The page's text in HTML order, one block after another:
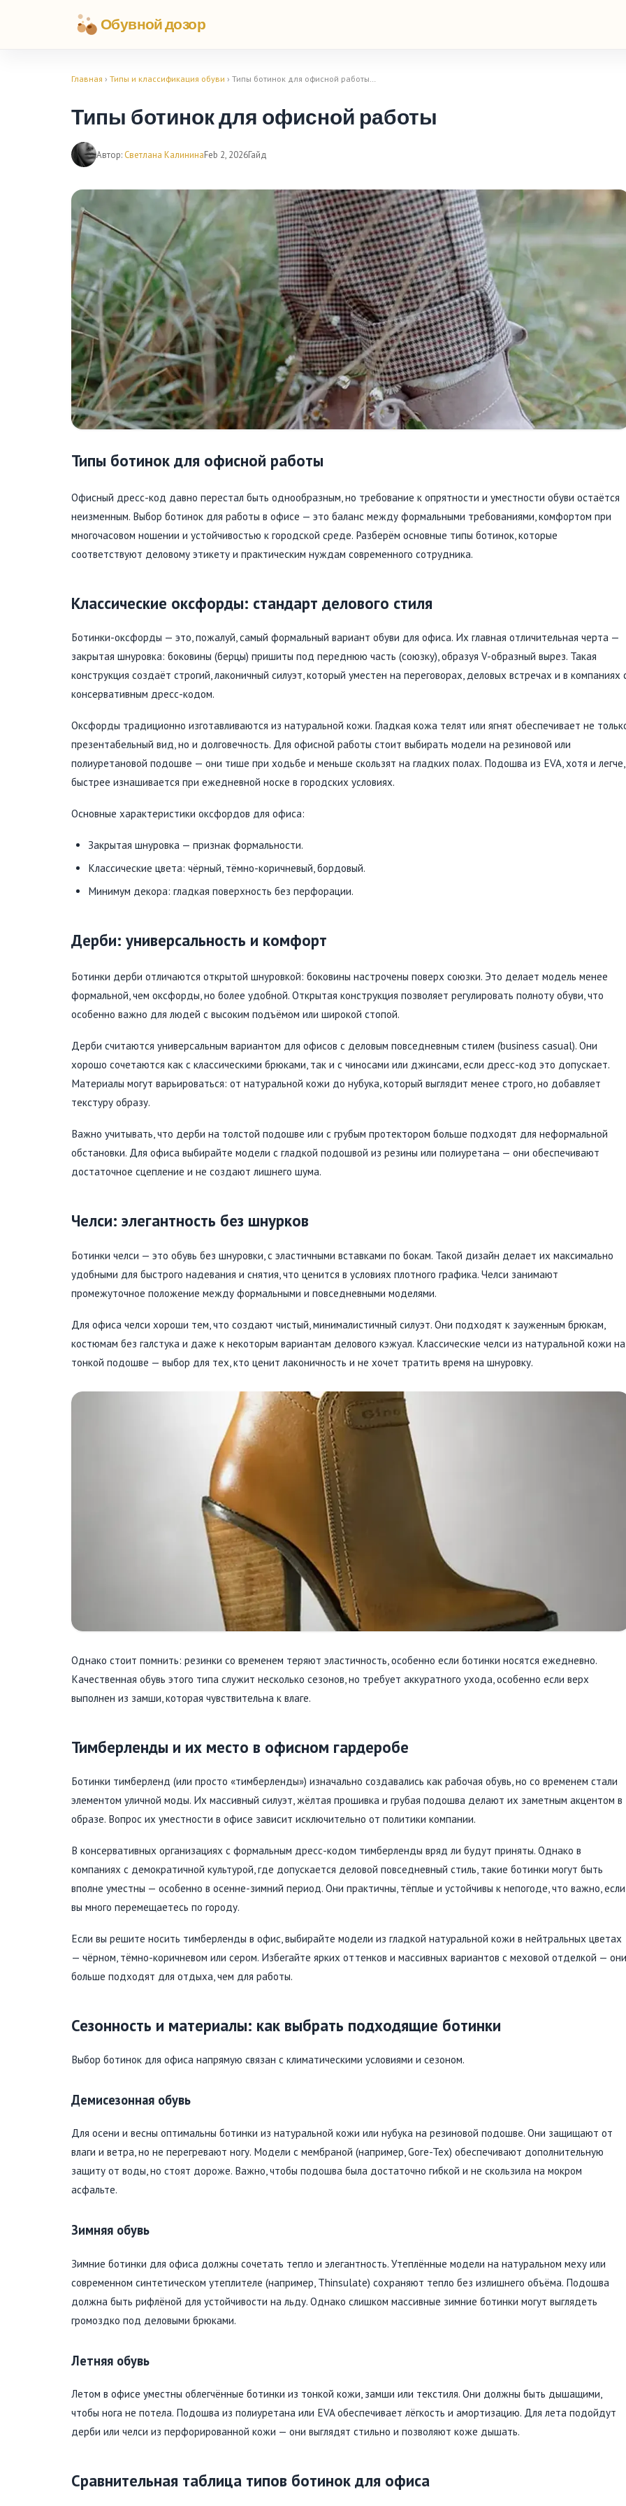
Обувной дозор
Главная › Типы и классификация обуви › Типы ботинок для офисной работы…
Типы ботинок для офисной работы
Автор: Светлана КалининаFeb 2, 2026Гайд
Типы ботинок для офисной работы
Офисный дресс-код давно перестал быть однообразным, но требование к опрятности и уместности обуви остаётся
неизменным. Выбор ботинок для работы в офисе — это баланс между формальными требованиями, комфортом при
многочасовом ношении и устойчивостью к городской среде. Разберём основные типы ботинок, которые
соответствуют деловому этикету и практическим нуждам современного сотрудника.
Классические оксфорды: стандарт делового стиля
Ботинки-оксфорды — это, пожалуй, самый формальный вариант обуви для офиса. Их главная отличительная черта —
закрытая шнуровка: боковины (берцы) пришиты под переднюю часть (союзку), образуя V-образный вырез. Такая
конструкция создаёт строгий, лаконичный силуэт, который уместен на переговорах, деловых встречах и в компаниях
консервативным дресс-кодом.
Оксфорды традиционно изготавливаются из натуральной кожи. Гладкая кожа телят или ягнят обеспечивает не
презентабельный вид, но и долговечность. Для офисной работы стоит выбирать модели на резиновой или
полиуретановой подошве — они тише при ходьбе и меньше скользят на гладких полах. Подошва из EVA, хотя и легче,
быстрее изнашивается при ежедневной носке в городских условиях.
Основные характеристики оксфордов для офиса:
Закрытая шнуровка — признак формальности.
Классические цвета: чёрный, тёмно-коричневый, бордовый.
Минимум декора: гладкая поверхность без перфорации.
Дерби: универсальность и комфорт
Ботинки дерби отличаются открытой шнуровкой: боковины настрочены поверх союзки. Это делает модель менее
формальной, чем оксфорды, но более удобной. Открытая конструкция позволяет регулировать полноту обуви, что
особенно важно для людей с высоким подъёмом или широкой стопой.
Дерби считаются универсальным вариантом для офисов с деловым повседневным стилем (business casual). Они
хорошо сочетаются как с классическими брюками, так и с чиносами или джинсами, если дресс-код это допускает.
Материалы могут варьироваться: от натуральной кожи до нубука, который выглядит менее строго, но добавляет
текстуру образу.
Важно учитывать, что дерби на толстой подошве или с грубым протектором больше подходят для неформальной
обстановки. Для офиса выбирайте модели с гладкой подошвой из резины или полиуретана — они обеспечивают
достаточное сцепление и не создают лишнего шума.
Челси: элегантность без шнурков
Ботинки челси — это обувь без шнуровки, с эластичными вставками по бокам. Такой дизайн делает их максимально
удобными для быстрого надевания и снятия, что ценится в условиях плотного графика. Челси занимают
промежуточное положение между формальными и повседневными моделями.
Для офиса челси хороши тем, что создают чистый, минималистичный силуэт. Они подходят к зауженным брюкам,
костюмам без галстука и даже к некоторым вариантам делового кэжуал. Классические челси из натуральной кожи на
тонкой подошве — выбор для тех, кто ценит лаконичность и не хочет тратить время на шнуровку.
Однако стоит помнить: резинки со временем теряют эластичность, особенно если ботинки носятся ежедневно.
Качественная обувь этого типа служит несколько сезонов, но требует аккуратного ухода, особенно если верх
выполнен из замши, которая чувствительна к влаге.
Тимберленды и их место в офисном гардеробе
Ботинки тимберленд (или просто «тимберленды») изначально создавались как рабочая обувь, но со временем стали
элементом уличной моды. Их массивный силуэт, жёлтая прошивка и грубая подошва делают их заметным акцентом в
образе. Вопрос их уместности в офисе зависит исключительно от политики компании.
В консервативных организациях с формальным дресс-кодом тимберленды вряд ли будут приняты. Однако в
компаниях с демократичной культурой, где допускается деловой повседневный стиль, такие ботинки могут быть
вполне уместны — особенно в осенне-зимний период. Они практичны, тёплые и устойчивы к непогоде, что важно, если
вы много перемещаетесь по городу.
Если вы решите носить тимберленды в офис, выбирайте модели из гладкой натуральной кожи в нейтральных цветах
— чёрном, тёмно-коричневом или сером. Избегайте ярких оттенков и массивных вариантов с меховой отделкой — они
больше подходят для отдыха, чем для работы.
Сезонность и материалы: как выбрать подходящие ботинки
Выбор ботинок для офиса напрямую связан с климатическими условиями и сезоном.
Демисезонная обувь
Для осени и весны оптимальны ботинки из натуральной кожи или нубука на резиновой подошве. Они защищают от
влаги и ветра, но не перегревают ногу. Модели с мембраной (например, Gore-Tex) обеспечивают дополнительную
защиту от воды, но стоят дороже. Важно, чтобы подошва была достаточно гибкой и не скользила на мокром
асфальте.
Зимняя обувь
Зимние ботинки для офиса должны сочетать тепло и элегантность. Утеплённые модели на натуральном меху или
современном синтетическом утеплителе (например, Thinsulate) сохраняют тепло без излишнего объёма. Подошва
должна быть рифлёной для устойчивости на льду. Однако слишком массивные зимние ботинки могут выглядеть
громоздко под деловыми брюками.
Летняя обувь
Летом в офисе уместны облегчённые ботинки из тонкой кожи, замши или текстиля. Они должны быть дышащими,
чтобы нога не потела. Подошва из полиуретана или EVA обеспечивает лёгкость и амортизацию. Для лета подойдут
дерби или челси из перфорированной кожи — они выглядят стильно и позволяют коже дышать.
Сравнительная таблица типов ботинок для офиса